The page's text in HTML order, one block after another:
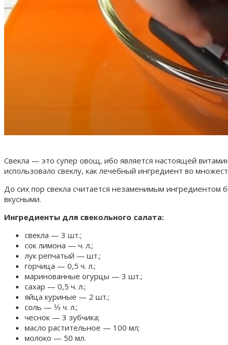
Свекла — это супер овощ, ибо является настоящей
использовало свеклу, как лечебный ингредиент во
До сих пор свекла считается незаменимым
вкусными.
Ингредиенты для свекольного салата:
свекла — 3 шт.;
сок лимона — ч. л.;
лук репчатый — шт.;
горчица — 0,5 ч. л.;
маринованные огурцы — 3 шт.;
сахар — 0,5 ч. л.;
яйца куриные — 2 шт.;
соль — ⅓ ч. л.;
чеснок — 3 зубчика;
масло растительное — 100 мл;
молоко — 50 мл.